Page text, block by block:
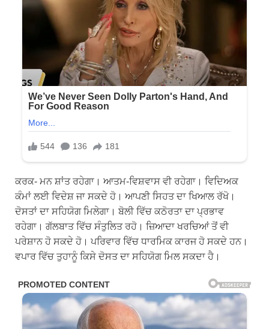
ਕਰਕ- ਮਨ ਸ਼ਾਂਤ ਰਹੇਗਾ। ਆਤਮ-ਵਿਸ਼ਵਾਸ ਵੀ ਰਹੇਗਾ। ਵਿਦਿਅਕ
ਕੰਮਾਂ ਲਈ ਵਿਦੇਸ਼ ਜਾ ਸਕਦੇ ਹੋ। ਆਪਣੀ ਸਿਹਤ ਦਾ ਖਿਆਲ ਰੱਖੋ।
ਦੋਸਤਾਂ ਦਾ ਸਹਿਯੋਗ ਮਿਲੇਗਾ। ਬੋਲੀ ਵਿੱਚ ਕਠੋਰਤਾ ਦਾ ਪ੍ਰਭਾਵ
ਰਹੇਗਾ। ਗੱਲਬਾਤ ਵਿੱਚ ਸੰਤੁਲਿਤ ਰਹੋ। ਜ਼ਿਆਦਾ ਖਰਚਿਆਂ ਤੋਂ ਵੀ
ਪਰੇਸ਼ਾਨ ਹੋ ਸਕਦੇ ਹੋ। ਪਰਿਵਾਰ ਵਿੱਚ ਧਾਰਮਿਕ ਕਾਰਜ ਹੋ ਸਕਦੇ ਹਨ।
ਵਪਾਰ ਵਿੱਚ ਤੁਹਾਨੂੰ ਕਿਸੇ ਦੋਸਤ ਦਾ ਸਹਿਯੋਗ ਮਿਲ ਸਕਦਾ ਹੈ।